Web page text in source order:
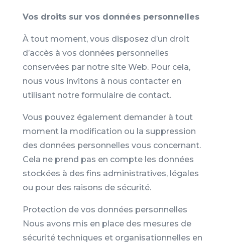
Vos droits sur vos données personnelles
À tout moment, vous disposez d’un droit
d’accès à vos données personnelles
conservées par notre site Web. Pour cela,
nous vous invitons à nous contacter en
utilisant notre formulaire de contact.
Vous pouvez également demander à tout
moment la modification ou la suppression
des données personnelles vous concernant.
Cela ne prend pas en compte les données
stockées à des fins administratives, légales
ou pour des raisons de sécurité.
Protection de vos données personnelles
Nous avons mis en place des mesures de
sécurité techniques et organisationnelles en